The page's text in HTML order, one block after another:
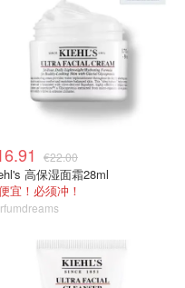
€22.00
高保湿面霜28ml
宜！必须冲！